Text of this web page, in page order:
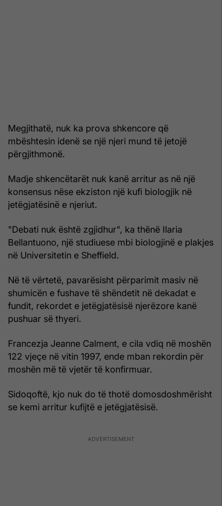
Megjithatë, nuk ka prova shkencore që
mbështesin idenë se një njeri mund të jetojë
përgjithmonë.
Madje shkencëtarët nuk kanë arritur as në një
konsensus nëse ekziston një kufi biologjik në
jetëgjatësinë e njeriut.
"Debati nuk është zgjidhur", ka thënë Ilaria
Bellantuono, një studiuese mbi biologjinë e plakjes
në Universitetin e Sheffield.
Në të vërtetë, pavarësisht përparimit masiv në
shumicën e fushave të shëndetit në dekadat e
fundit, rekordet e jetëgjatësisë njerëzore kanë
pushuar së thyeri.
Francezja Jeanne Calment, e cila vdiq në moshën
122 vjeçe në vitin 1997, ende mban rekordin për
moshën më të vjetër të konfirmuar.
Sidoqoftë, kjo nuk do të thotë domosdoshmërisht
se kemi arritur kufijtë e jetëgjatësisë.